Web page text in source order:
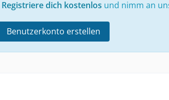
Registriere dich kostenlos und nimm an
Benutzerkonto erstellen